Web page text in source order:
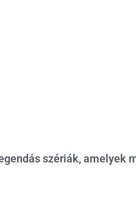
szériák, amelyek